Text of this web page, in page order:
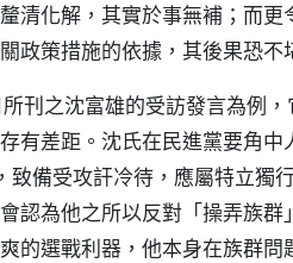
清化解，其實於事無補；而
政策措施的依據，其後果恐
刊之沈富雄的受訪發言為例
有差距。沈氏在民進黨要角
致備受攻訐冷待，應屬特立獨
認為他之所以反對「操弄族
爽的選戰利器，他本身在族群